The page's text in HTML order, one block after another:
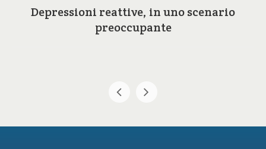
Depressioni reattive, in uno scenario
preoccupante